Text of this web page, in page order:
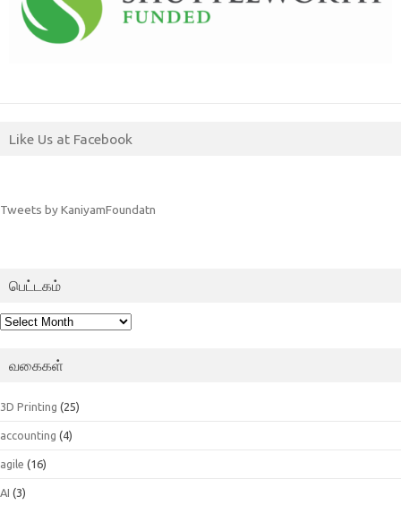
Like Us at Facebook
Tweets by KaniyamFoundatn
பெட்டகம்
பெட்டகம்
வகைகள்
3D Printing (25)
accounting (4)
agile (16)
AI (3)